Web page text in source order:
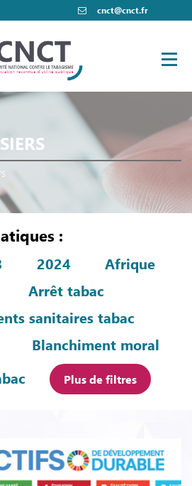
cnct@cnct.fr
:
2024
Afrique
Arrêt tabac
sanitaires tabac
Blanchiment moral
Plus de filtres